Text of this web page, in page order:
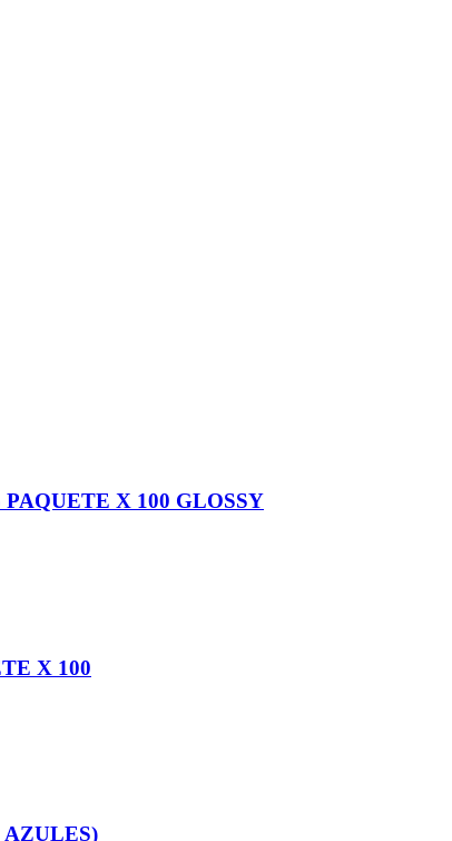
X 100 GLOSSY
X 100
AZULES)